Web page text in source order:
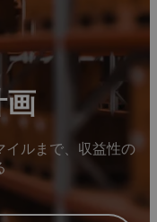
画
イルまで、収益性の